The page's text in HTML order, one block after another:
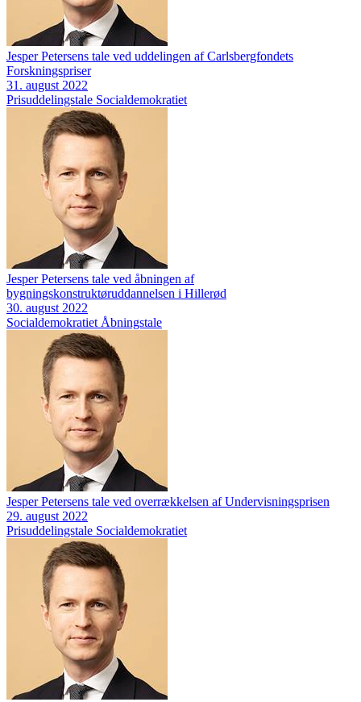
Jesper Petersens tale ved uddelingen af Carlsbergfondets
Forskningspriser
31. august 2022
Prisuddelingstale Socialdemokratiet
Jesper Petersens tale ved åbningen af
bygningskonstruktøruddannelsen i Hillerød
30. august 2022
Socialdemokratiet Åbningstale
Jesper Petersens tale ved overrækkelsen af Undervisningsprisen
29. august 2022
Prisuddelingstale Socialdemokratiet